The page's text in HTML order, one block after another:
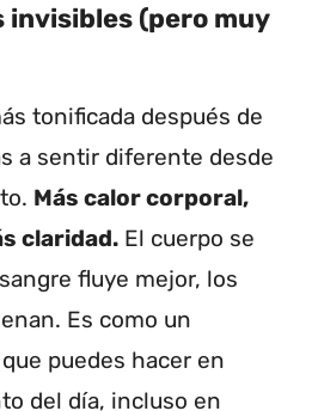
invisibles (pero muy
tonificada después de
a sentir diferente desde
Más calor corporal,
claridad. El cuerpo se
fluye mejor, los
Es como un
puedes hacer en
del día, incluso en